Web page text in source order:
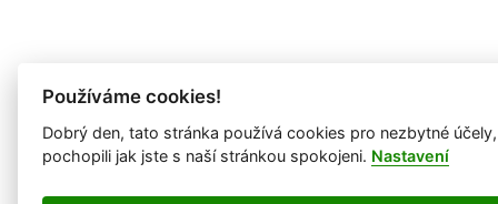
Používáme cookies!
Dobrý den, tato stránka používá cookies pro nezbytné
pochopili jak jste s naší stránkou spokojeni. Nastavení